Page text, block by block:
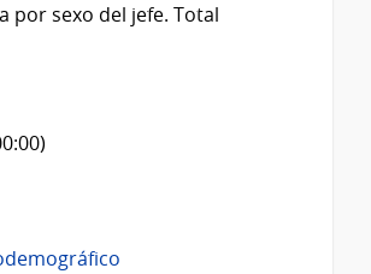
por sexo del jefe. Total